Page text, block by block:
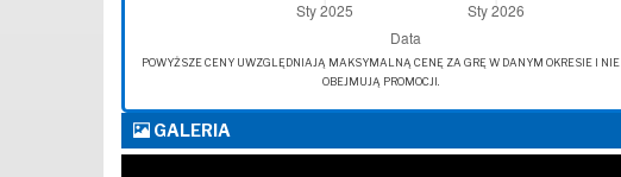
POWYŻSZE CENY UWZGLĘDNIAJĄ MAKSYMALNĄ CENĘ ZA GRĘ W DANYM OKRESIE I NIE
OBEJMUJĄ PROMOCJI.
GALERIA